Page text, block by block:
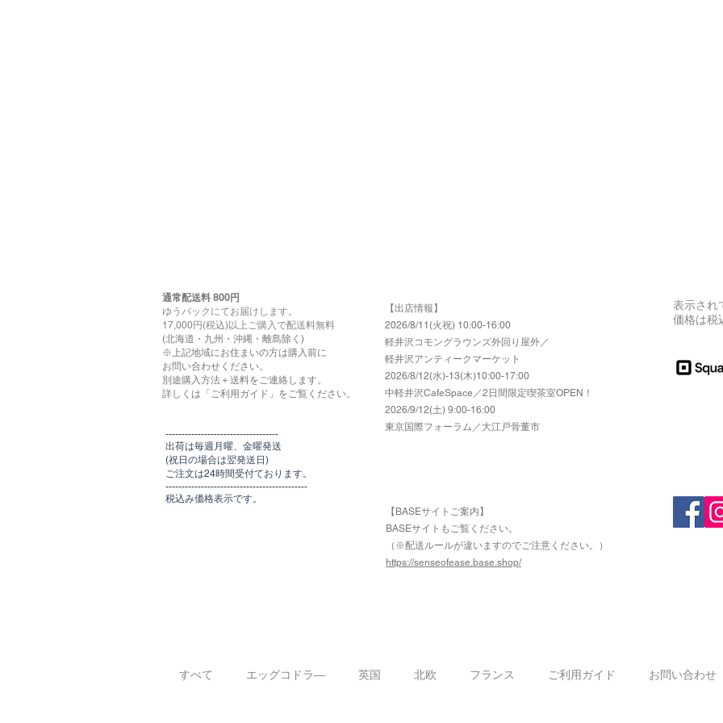
通常配送料 800円​
ゆうパックにてお届けします。
17,000円(税込)以上ご購入で配送料無料
(北海道・九州・沖縄・離島除く)
※上記地域にお住まいの方は購入前に
お問い合わせください。
別途購入方法＋送料をご連絡します。
​​詳しくは「ご利用ガイド」をご覧ください。
​-----------------------------------
出荷は毎週月曜、金曜発送
(祝日の場合は翌発送日)
ご注文は24時間受付ております​。
-------------------------------​-------​------
​税込み価格表示です。
【出店情報】
2026/8/11(火祝) 10:00-16:00
​軽井沢コモングラウンズ外回り屋外／
軽井沢アンティークマーケット
2026/8/12(水)-13(木)10:00-17:00
​中軽井沢CafeSpace／2日間限定喫茶室OPEN！
2026/9/12(土) 9:00-16:00
東京国際フォーラム／大江戸骨董市
【BASEサイトご案内】
​BASEサイトもご覧ください。
（※配送ルールが違いますのでご注意ください。）
https://senseofease.base.shop/​
表示され
価格は税
すべて エッグコドラ― 英国 北欧 フランス ご利用ガイド お問い合わせ